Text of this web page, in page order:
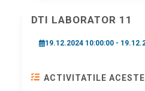
DTI LABORATOR 11
19.12.2024 10:00:00 -
ACTIVITATILE